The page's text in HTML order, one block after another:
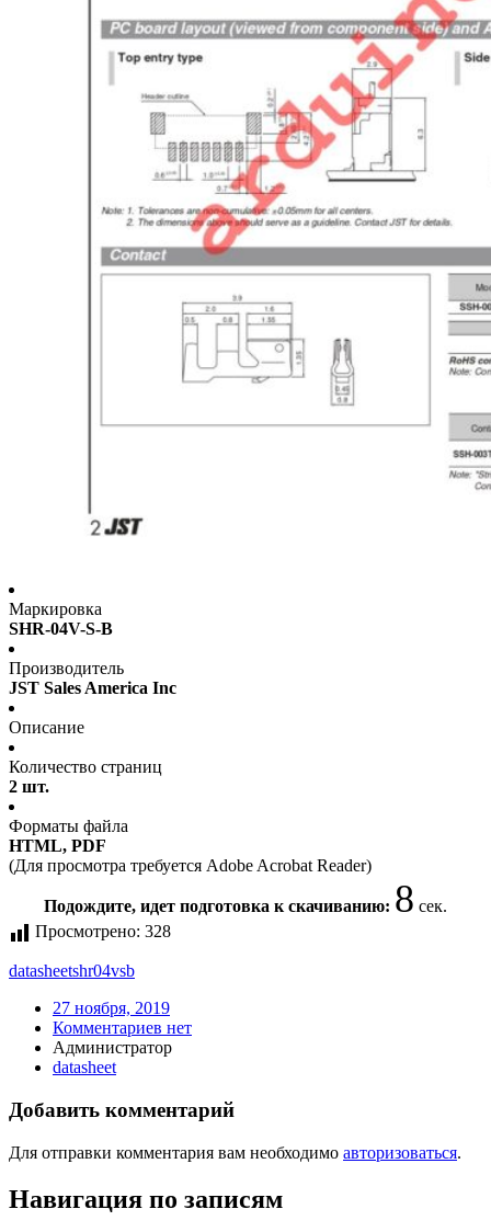
Маркировка
SHR-04V-S-B
Производитель
JST Sales America Inc
Описание
Количество страниц
2 шт.
Форматы файла
HTML, PDF
(Для просмотра требуется Adobe Acrobat Reader)
Подождите, идет подготовка к скачиванию: 8 сек.
Просмотрено: 328
datasheetshr04vsb
27 ноября, 2019
Комментариев нет
Администратор
datasheet
Добавить комментарий
Для отправки комментария вам необходимо авторизоваться.
Навигация по записям